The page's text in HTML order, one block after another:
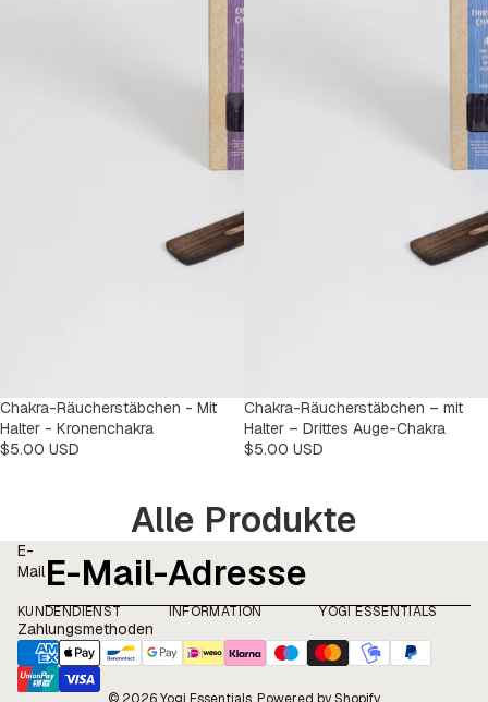
Chakra-Räucherstäbchen - Mit
Halter - Kronenchakra
$5.00 USD
Chakra-Räucherstäbchen – mit
Halter – Drittes Auge-Chakra
$5.00 USD
Alle Produkte
E-
Mail
KUNDENDIENST INFORMATION YOGI ESSENTIALS
Zahlungsmethoden